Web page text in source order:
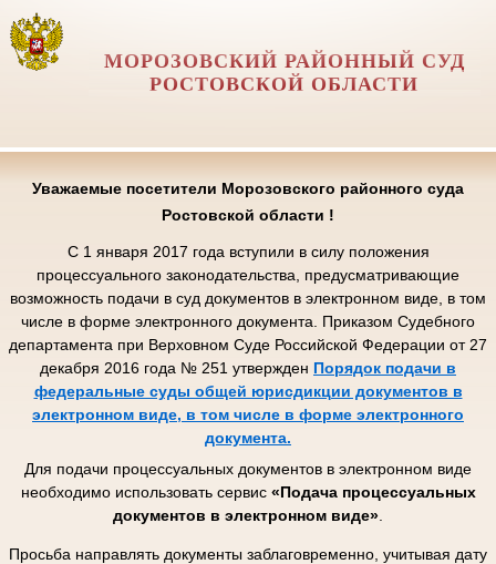
МОРОЗОВСКИЙ РАЙОННЫЙ СУД
РОСТОВСКОЙ ОБЛАСТИ
Уважаемые посетители Морозовского районного суда
Ростовской области !
С 1 января 2017 года вступили в силу положения
процессуального законодательства, предусматривающие
возможность подачи в суд документов в электронном виде, в том
числе в форме электронного документа. Приказом Судебного
департамента при Верховном Суде Российской Федерации от 27
декабря 2016 года № 251 утвержден Порядок подачи в
федеральные суды общей юрисдикции документов в
электронном виде, в том числе в форме электронного
документа.
Для подачи процессуальных документов в электронном виде
необходимо использовать сервис «Подача процессуальных
документов в электронном виде»
Просьба направлять документы заблаговременно, учитывая дату